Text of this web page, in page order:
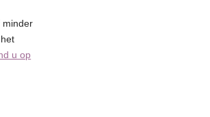
minder
u op